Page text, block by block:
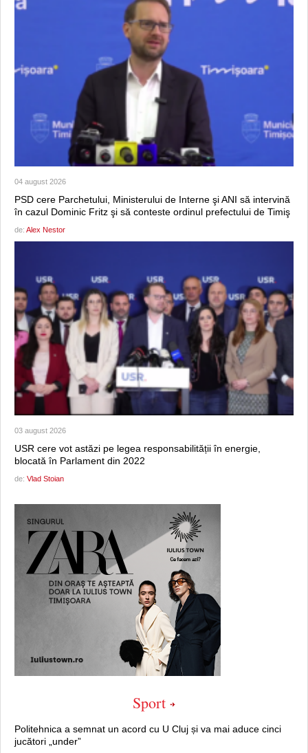
04 august 2026
PSD cere Parchetului, Ministerului de Interne şi ANI să intervină
în cazul Dominic Fritz şi să conteste ordinul prefectului de Timiş
de: Alex Nestor
03 august 2026
USR cere vot astăzi pe legea responsabilității în energie,
blocată în Parlament din 2022
de: Vlad Stoian
Sport
Politehnica a semnat un acord cu U Cluj și va mai aduce cinci
jucători „under”